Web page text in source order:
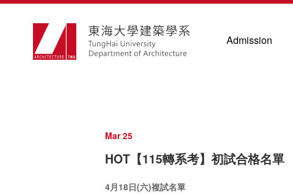
Admission
Mar 25
HOT【115轉系考】初試合格名單
4月18日(六)複試名單